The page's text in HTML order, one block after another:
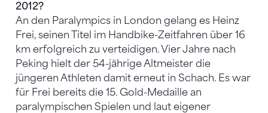
2012?
An den Paralympics in London gelang es Heinz
Frei, seinen Titel im Handbike-Zeitfahren über 16
km erfolgreich zu verteidigen. Vier Jahre nach
Peking hielt der 54-jährige Altmeister die
jüngeren Athleten damit erneut in Schach. Es war
für Frei bereits die 15. Gold-Medaille an
paralympischen Spielen und laut eigener